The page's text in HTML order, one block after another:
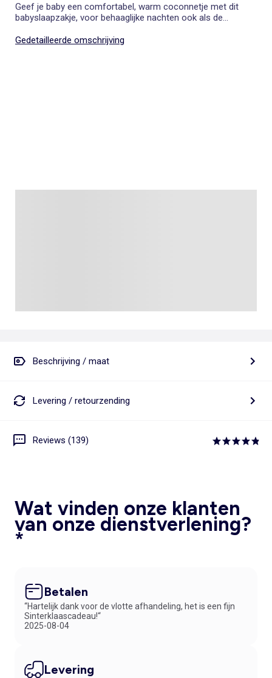
Geef je baby een comfortabel, warm coconnetje met dit
babyslaapzakje, voor behaaglijke nachten ook als de
Gedetailleerde omschrijving
Beschrijving / maat
Levering / retourzending
Reviews (139)
Wat vinden onze klanten
van onze dienstverlening?
*
Betalen
“Hartelijk dank voor de vlotte afhandeling, het is een fijn
Sinterklaascadeau!“
2025-08-04
Levering